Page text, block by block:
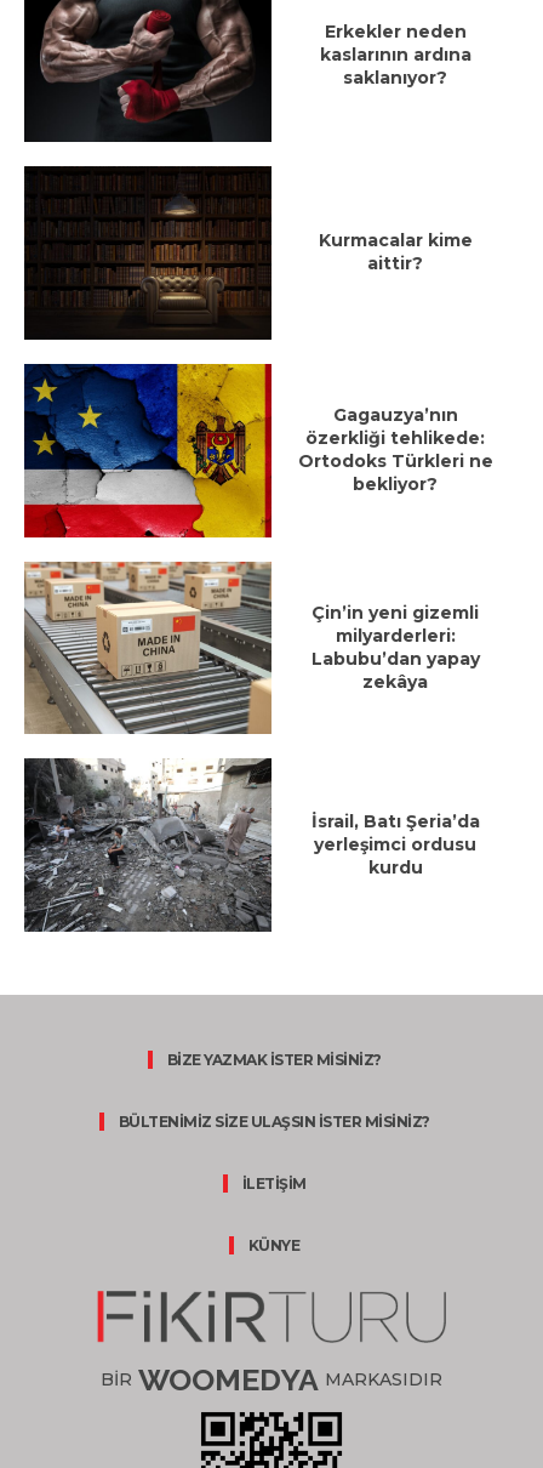
Erkekler neden
kaslarının ardına
saklanıyor?
Kurmacalar kime
aittir?
Gagauzya’nın
özerkliği tehlikede:
Ortodoks Türkleri ne
bekliyor?
Çin’in yeni gizemli
milyarderleri:
Labubu’dan yapay
zekâya
İsrail, Batı Şeria’da
yerleşimci ordusu
kurdu
BİZE YAZMAK İSTER MİSİNİZ?
BÜLTENİMİZ SİZE ULAŞSIN İSTER MİSİNİZ?
İLETİŞİM
KÜNYE
BİR WOOMEDYA MARKASIDIR